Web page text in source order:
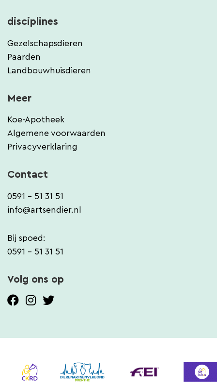
disciplines
Gezelschapsdieren
Paarden
Landbouwhuisdieren
Meer
Koe-Apotheek
Algemene voorwaarden
Privacyverklaring
Contact
0591 - 51 31 51
info@artsendier.nl
Bij spoed:
0591 - 51 31 51
Volg ons op